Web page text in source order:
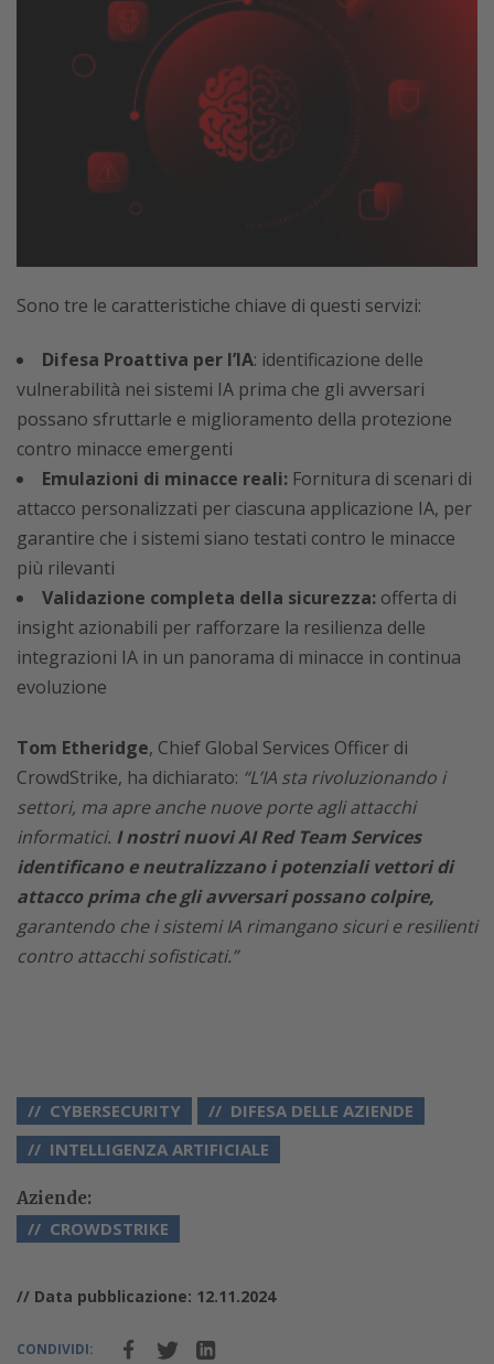
Sono tre le caratteristiche chiave di questi servizi:
Difesa Proattiva per l’IA: identificazione delle
vulnerabilità nei sistemi IA prima che gli avversari
possano sfruttarle e miglioramento della protezione
contro minacce emergenti
Emulazioni di minacce reali: Fornitura di scenari di
attacco personalizzati per ciascuna applicazione IA, per
garantire che i sistemi siano testati contro le minacce
più rilevanti
Validazione completa della sicurezza: offerta di
insight azionabili per rafforzare la resilienza delle
integrazioni IA in un panorama di minacce in continua
evoluzione
Tom Etheridge, Chief Global Services Officer di
CrowdStrike, ha dichiarato: “L’IA sta rivoluzionando i
settori, ma apre anche nuove porte agli attacchi
informatici. I nostri nuovi AI Red Team Services
identificano e neutralizzano i potenziali vettori di
attacco prima che gli avversari possano colpire,
garantendo che i sistemi IA rimangano sicuri e resilienti
contro attacchi sofisticati.”
CYBERSECURITY
DIFESA DELLE AZIENDE
INTELLIGENZA ARTIFICIALE
Aziende:
CROWDSTRIKE
// Data pubblicazione: 12.11.2024
CONDIVIDI: